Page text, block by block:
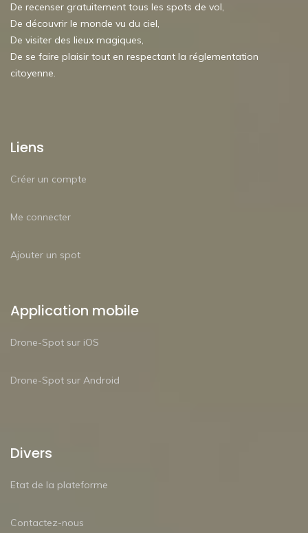
De recenser gratuitement tous les spots de vol,
De découvrir le monde vu du ciel,
De visiter des lieux magiques,
De se faire plaisir tout en respectant la réglementation
citoyenne.
Liens
Créer un compte
Me connecter
Ajouter un spot
Application mobile
Drone-Spot sur iOS
Drone-Spot sur Android
Divers
Etat de la plateforme
Contactez-nous